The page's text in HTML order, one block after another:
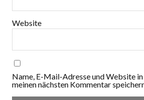
Website
Name, E-Mail-Adresse und Website
meinen nächsten Kommentar